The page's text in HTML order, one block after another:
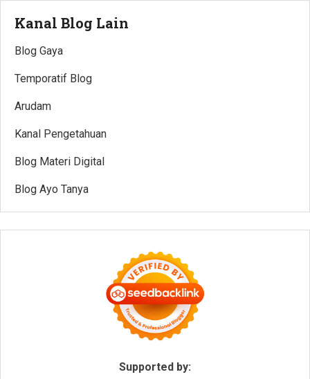
Kanal Blog Lain
Blog Gaya
Temporatif Blog
Arudam
Kanal Pengetahuan
Blog Materi Digital
Blog Ayo Tanya
Supported by: